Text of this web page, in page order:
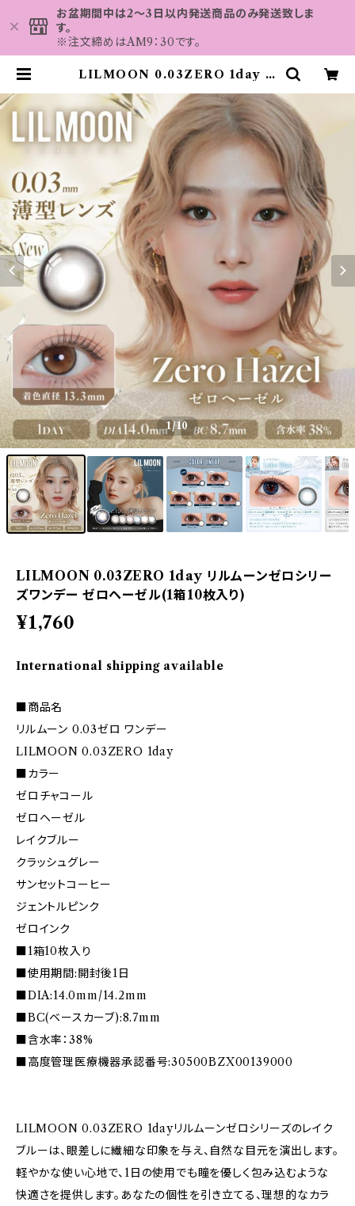
お盆期間中は2～3日以内発送商品のみ発送致しま
す。
※注文締めはAM9：30です。
LILMOON 0.03ZERO 1day リ
ヘーゼル(1箱10枚入り) | カラコン
MAHALO
1/10
LILMOON 0.03ZERO 1day リルムーンゼロシリー
ズワンデー ゼロヘーゼル(1箱10枚入り)
¥1,760
International shipping available
■商品名
リルムーン 0.03ゼロ ワンデー
LILMOON 0.03ZERO 1day
■カラー
ゼロチャコール
ゼロヘーゼル
レイクブルー
クラッシュグレー
サンセットコーヒー
ジェントルピンク
ゼロインク
■1箱10枚入り
■使用期間:開封後1日
■DIA:14.0mm/14.2mm
■BC(ベースカーブ):8.7mm
■含水率：38%
■高度管理医療機器承認番号:30500BZX00139000
LILMOON 0.03ZERO 1dayリルムーンゼロシリーズのレイク
ブルーは、眼差しに繊細な印象を与え、自然な目元を演出します。
軽やかな使い心地で、1日の使用でも瞳を優しく包み込むような
快適さを提供します。あなたの個性を引き立てる、理想的なカラ